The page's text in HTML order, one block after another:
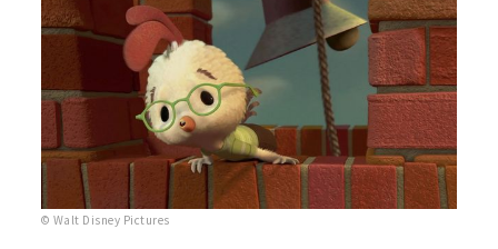
© Walt Disney Pictures